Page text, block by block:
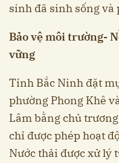
sinh đã sinh sống và
Bảo vệ môi trường-
vững
Tỉnh Bắc Ninh đặt
phường Phong Khê
Lâm bằng chủ
chỉ được phép hoạt
Nước thải được xử lý